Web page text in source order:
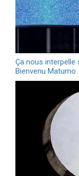
Ça nous interpelle
Bienvenu Matumo